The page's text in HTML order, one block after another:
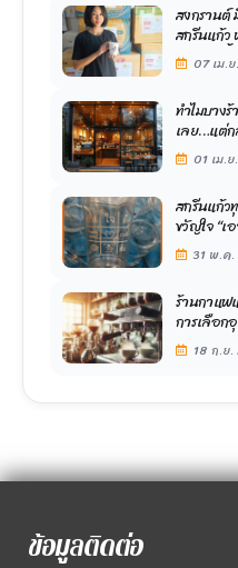
สงกรานต์
สกรีนแก้ว
เทศกาลนี้
07 เม.
ทำไมบาง
เลย…แต่
01 เม.
สกรีนแก้ว
ขวัญใจ “เ
31 พ.ค
ร้านกาแฟ
การเลือก
18 ก.ย
ข้อมูลติดต่อ